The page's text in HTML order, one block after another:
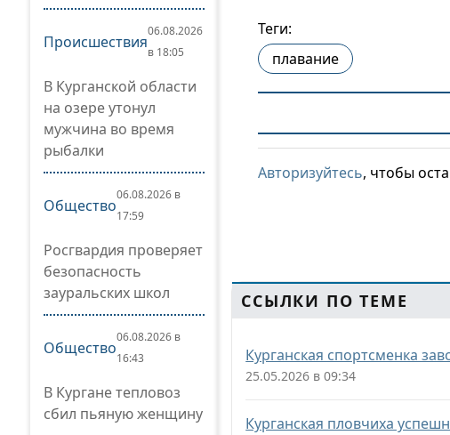
Происшествия
06.08.2026
в 18:05
В Курганской области
на озере утонул
мужчина во время
рыбалки
Общество
06.08.2026 в
17:59
Росгвардия проверяет
безопасность
зауральских школ
Общество
06.08.2026 в
16:43
В Кургане тепловоз
сбил пьяную женщину
Теги:
плавание
Авторизуйтесь, чтобы
ССЫЛКИ ПО ТЕМЕ
Курганская спортсменка
25.05.2026 в 09:34
Курганская пловчиха